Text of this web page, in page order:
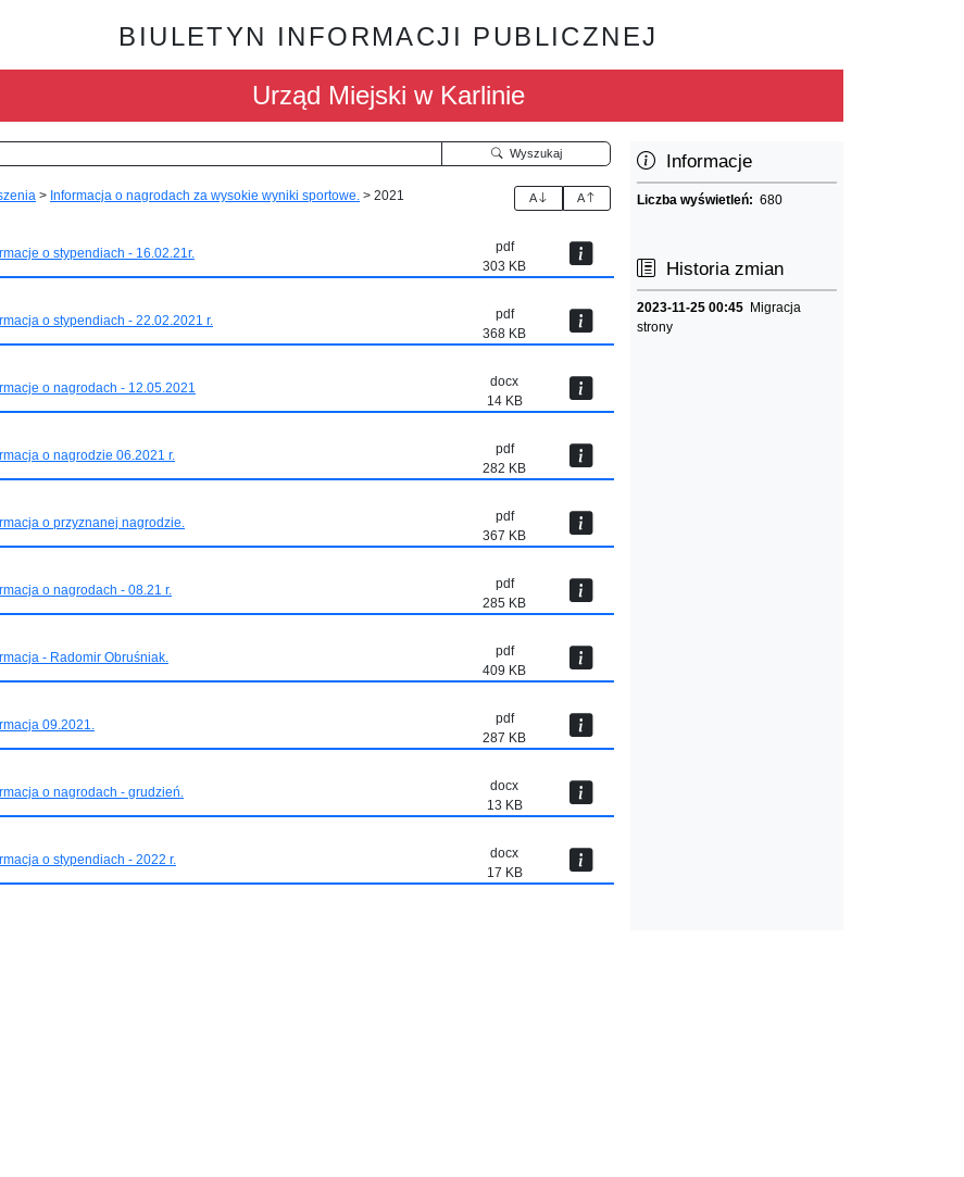
BIULETYN INFORMACJI PUBLICZNEJ
Urząd Miejski w Karlinie
Wyszukaj
> Informacja o nagrodach za wysokie wyniki sportowe. > 2021 A A
o stypendiach - 16.02.21r.
pdf
303 KB
o stypendiach - 22.02.2021 r.
pdf
368 KB
o nagrodach - 12.05.2021
docx
14 KB
o nagrodzie 06.2021 r.
pdf
282 KB
o przyznanej nagrodzie.
pdf
367 KB
o nagrodach - 08.21 r.
pdf
285 KB
- Radomir Obruśniak.
pdf
409 KB
09.2021.
pdf
287 KB
o nagrodach - grudzień.
docx
13 KB
o stypendiach - 2022 r.
docx
17 KB
Informacje
Liczba wyświetleń:680
Historia zmian
2023-11-25 00:45 Migracja
strony